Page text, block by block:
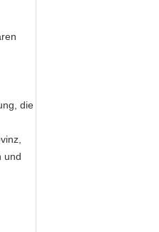
die
und